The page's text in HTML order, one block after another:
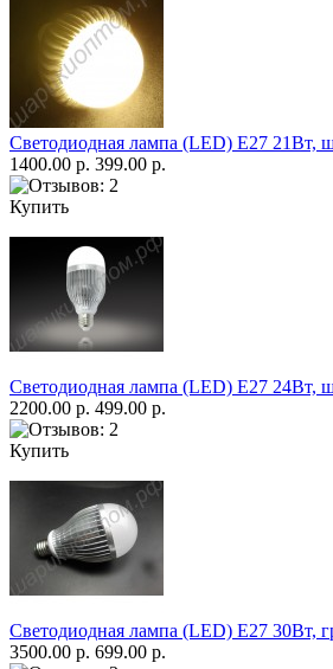
Светодиодная лампа (LED) Е27 21Вт,
1400.00 р. 399.00 р.
Купить
Светодиодная лампа (LED) Е27 24Вт,
2200.00 р. 499.00 р.
Купить
Светодиодная лампа (LED) Е27 30Вт,
3500.00 р. 699.00 р.